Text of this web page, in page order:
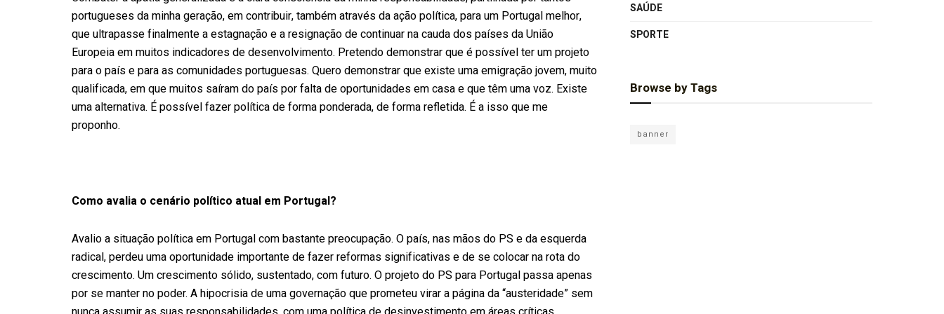
portugueses da minha geração, em contribuir, também através da ação política, para um Portugal melhor,
que ultrapasse finalmente a estagnação e a resignação de continuar na cauda dos países da União
Europeia em muitos indicadores de desenvolvimento. Pretendo demonstrar que é possível ter um projeto
para o país e para as comunidades portuguesas. Quero demonstrar que existe uma emigração jovem, muito
qualificada, em que muitos saíram do país por falta de oportunidades em casa e que têm uma voz. Existe
uma alternativa. É possível fazer política de forma ponderada, de forma refletida. É a isso que me
proponho.
Como avalia o cenário político atual em Portugal?
Avalio a situação política em Portugal com bastante preocupação. O país, nas mãos do PS e da esquerda
radical, perdeu uma oportunidade importante de fazer reformas significativas e de se colocar na rota do
crescimento. Um crescimento sólido, sustentado, com futuro. O projeto do PS para Portugal passa apenas
por se manter no poder. A hipocrisia de uma governação que prometeu virar a página da “austeridade” sem
SAÚDE
SPORTE
Browse by Tags
banner